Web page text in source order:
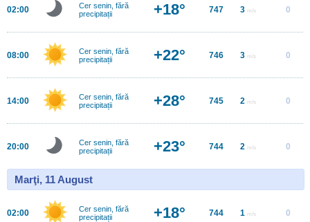
02:00
Cer senin, fără
precipitații
+18° 747 3 m/s 0
08:00
Cer senin, fără
precipitații
+22° 746 3 m/s 0
14:00
Cer senin, fără
precipitații
+28° 745 2 m/s 0
20:00
Cer senin, fără
precipitații
+23° 744 2 m/s 0
Marţi, 11 August
02:00
Cer senin, fără
precipitații
+18° 744 1 m/s 0